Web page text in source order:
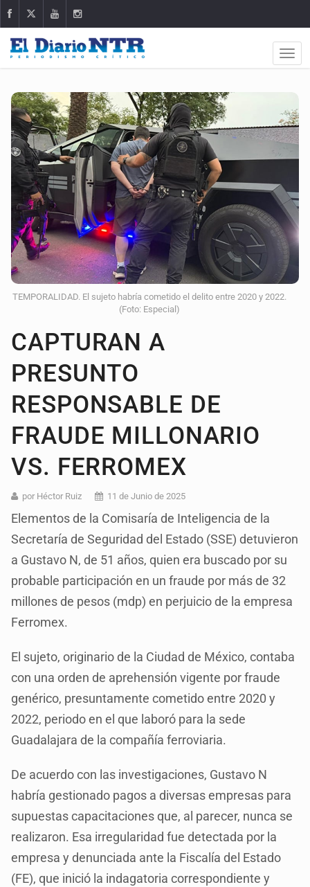
TEMPORALIDAD. El sujeto habría cometido el delito entre 2020 y 2022.
(Foto: Especial)
CAPTURAN A
PRESUNTO
RESPONSABLE DE
FRAUDE MILLONARIO
VS. FERROMEX
por Héctor Ruiz 11 de Junio de 2025
Elementos de la Comisaría de Inteligencia de la
Secretaría de Seguridad del Estado (SSE) detuvieron
a Gustavo N, de 51 años, quien era buscado por su
probable participación en un fraude por más de 32
millones de pesos (mdp) en perjuicio de la empresa
Ferromex.
El sujeto, originario de la Ciudad de México, contaba
con una orden de aprehensión vigente por fraude
genérico, presuntamente cometido entre 2020 y
2022, periodo en el que laboró para la sede
Guadalajara de la compañía ferroviaria.
De acuerdo con las investigaciones, Gustavo N
habría gestionado pagos a diversas empresas para
supuestas capacitaciones que, al parecer, nunca se
realizaron. Esa irregularidad fue detectada por la
empresa y denunciada ante la Fiscalía del Estado
(FE), que inició la indagatoria correspondiente y